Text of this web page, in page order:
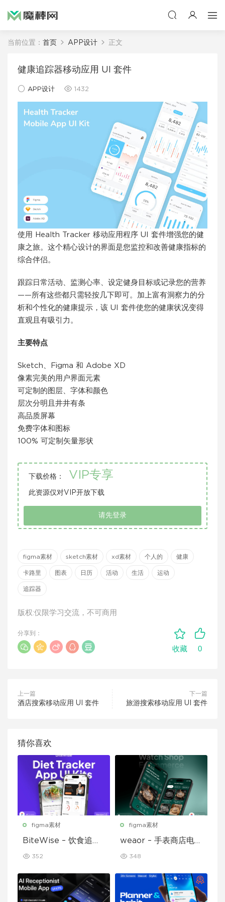
当前位置： 首页 APP设计 正文
健康追踪器移动应用 UI 套件
APP设计 1432
使用 Health Tracker 移动应用程序 UI 套件增强您的健
康之旅。这个精心设计的界面是您监控和改善健康指标的
综合伴侣。
跟踪日常活动、监测心率、设定健身目标或记录您的营养
——所有这些都只需轻按几下即可。加上富有洞察力的分
析和个性化的健康提示，该 UI 套件使您的健康状况变得
直观且有吸引力。
主要特点
Sketch、Figma 和 Adob​​e XD
像素完美的用户界面元素
可定制的图层、字体和颜色
层次分明且井井有条
高品质屏幕
免费字体和图标
100% 可定制矢量形状
下载价格： VIP专享
此资源仅对VIP开放下载
请先登录
figma素材 sketch素材 xd素材 个人的 健康
卡路里 图表 日历 活动 生活 运动
追踪器
版权:仅限学习交流，不可商用
收藏 0
分享到：
上一篇
酒店搜索移动应用 UI 套件
下一篇
旅游搜索移动应用 UI 套件
猜你喜欢
figma素材
BiteWise – 饮食追踪
352
figma素材
weaor – 手表商店电子
348